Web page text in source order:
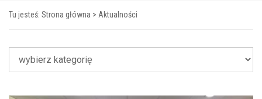
Tu jesteś: Strona główna > Aktualności